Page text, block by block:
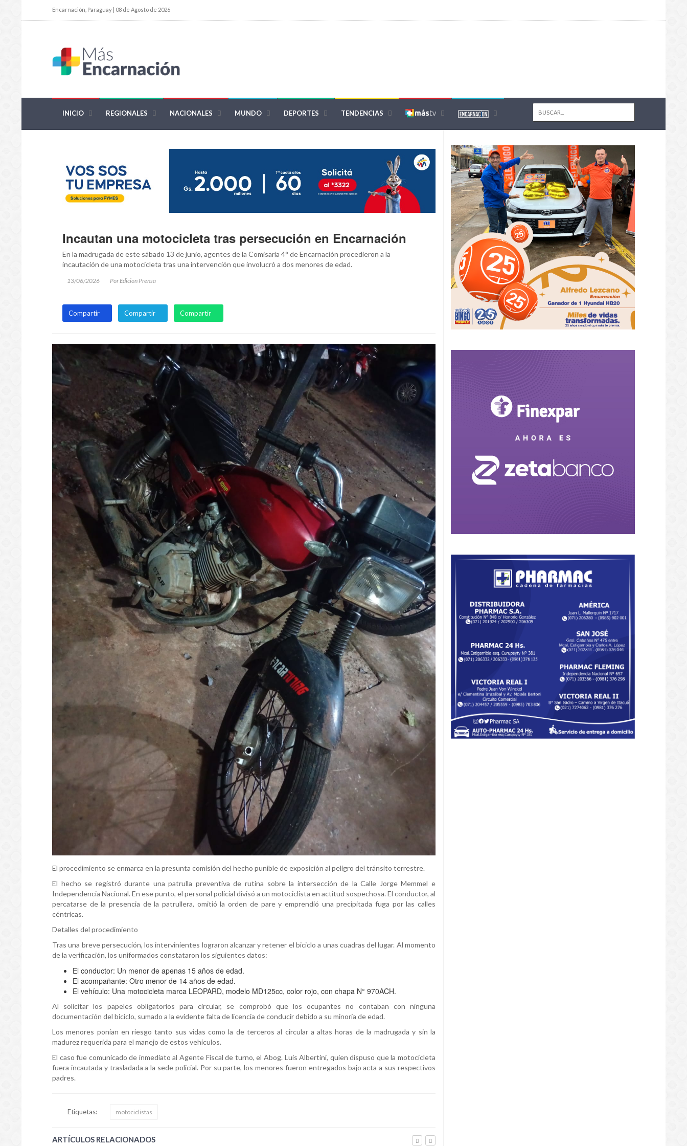
Encarnación, Paraguay | 08 de Agosto de 2026
INICIO REGIONALES NACIONALES MUNDO DEPORTES TENDENCIAS
Incautan una motocicleta tras persecución en Encarnación
En la madrugada de este sábado 13 de junio, agentes de la Comisaría 4° de Encarnación procedieron a la
incautación de una motocicleta tras una intervención que involucró a dos menores de edad.
13/06/2026 Por Edicion Prensa
Compartir Compartir Compartir
El procedimiento se enmarca en la presunta comisión del hecho punible de exposición al peligro del tránsito terrestre.
El hecho se registró durante una patrulla preventiva de rutina sobre la intersección de la Calle Jorge Memmel e
Independencia Nacional. En ese punto, el personal policial divisó a un motociclista en actitud sospechosa. El conductor, al
percatarse de la presencia de la patrullera, omitió la orden de pare y emprendió una precipitada fuga por las calles
céntricas.
Detalles del procedimiento
Tras una breve persecución, los intervinientes lograron alcanzar y retener el biciclo a unas cuadras del lugar. Al momento
de la verificación, los uniformados constataron los siguientes datos:
El conductor: Un menor de apenas 15 años de edad.
El acompañante: Otro menor de 14 años de edad.
El vehículo: Una motocicleta marca LEOPARD, modelo MD125cc, color rojo, con chapa N° 970ACH.
Al solicitar los papeles obligatorios para circular, se comprobó que los ocupantes no contaban con ninguna
documentación del biciclo, sumado a la evidente falta de licencia de conducir debido a su minoría de edad.
Los menores ponían en riesgo tanto sus vidas como la de terceros al circular a altas horas de la madrugada y sin la
madurez requerida para el manejo de estos vehículos.
El caso fue comunicado de inmediato al Agente Fiscal de turno, el Abog. Luis Albertini, quien dispuso que la motocicleta
fuera incautada y trasladada a la sede policial. Por su parte, los menores fueron entregados bajo acta a sus respectivos
padres.
Etiquetas: motociclistas
ARTÍCULOS RELACIONADOS